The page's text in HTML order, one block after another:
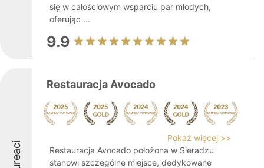
się w całościowym wsparciu par młodych,
oferując ...
9.9
Restauracja Avocado
Pokaż więcej >>
Restauracja Avocado położona w Sieradzu
stanowi szczególne miejsce, dedykowane